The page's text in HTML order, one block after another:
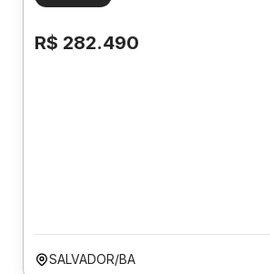
R$ 282.490
SALVADOR/BA